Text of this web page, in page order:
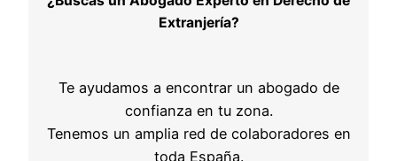
Extranjería?
Te ayudamos a encontrar un abogado de
confianza en tu zona.
Tenemos un amplia red de colaboradores en
toda España.